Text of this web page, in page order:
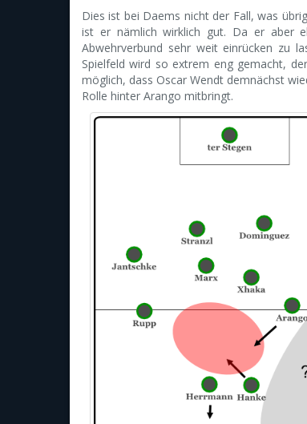
Dies ist bei Daems nicht der Fall, was
ist er nämlich wirklich gut. Da er aber
Abwehrverbund sehr weit einrücken zu
Spielfeld wird so extrem eng gemacht,
möglich, dass Oscar Wendt demnächst
Rolle hinter Arango mitbringt.